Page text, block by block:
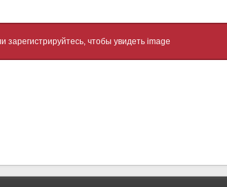
зарегистрируйтесь, чтобы увидеть image